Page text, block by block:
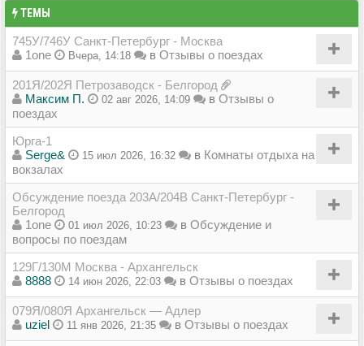
ТЕМЫ
745У/746У Санкт-Петербург - Москва
1one
Вчера, 14:18 в Отзывы о поездах
201Я/202Я Петрозаводск - Белгород
Максим П.
02 авг 2026, 14:09 в Отзывы о
поездах
Юрга-1
Serge&
15 июл 2026, 16:32 в Комнаты отдыха на
вокзалах
Обсуждение поезда 203А/204В Санкт-Петербург -
Белгород
1one
01 июл 2026, 10:23 в Обсуждение и
вопросы по поездам
129Г/130М Москва - Архангельск
8888
14 июн 2026, 22:03 в Отзывы о поездах
079Я/080Я Архангельск — Адлер
uziel
11 янв 2026, 21:35 в Отзывы о поездах